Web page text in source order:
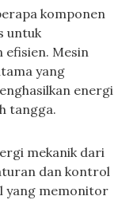
komponen
untuk
efisien. Mesin
yang
energi
tangga.
mekanik dari
dan kontrol
yang memonitor